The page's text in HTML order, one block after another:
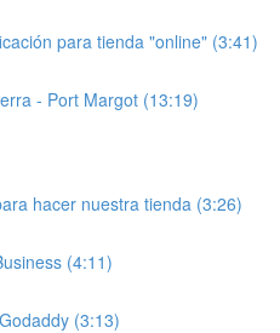
para tienda "online" (3:41)
- Port Margot (13:19)
hacer nuestra tienda (3:26)
(4:11)
(3:13)